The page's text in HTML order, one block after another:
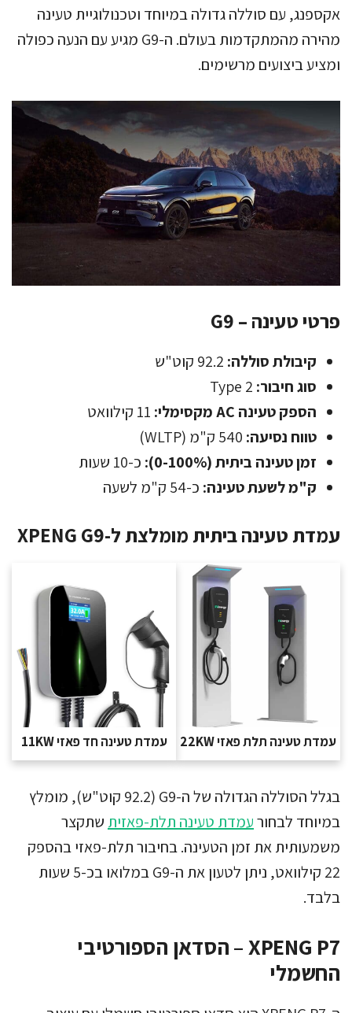
אקספנג, עם סוללה גדולה במיוחד וטכנולוגיית טעינה
מהירה מהמתקדמות בעולם. ה-G9 מגיע עם הנעה כפולה
ומציע ביצועים מרשימים.
פרטי טעינה – G9
קיבולת סוללה:
סוג חיבור:
הספק טעינה AC מקסימלי:
טווח נסיעה:
זמן טעינה ביתית (0-100%):
כ-10 שעות
ק"מ לשעת טעינה: כ-54 ק"מ לשעה
עמדת טעינה ביתית מומלצת ל-XPENG G9
עמדת טעינה תלת פאזי 22KW עמדת טעינה חד פאזי 11KW
בגלל הסוללה הגדולה של ה-G9 (92.2 קוט"ש), מומלץ
במיוחד לבחורעמדת טעינה תלת-פאזית שתקצר
משמעותית את זמן הטעינה. בחיבור תלת-פאזי בהספק
22 קילוואט, ניתן לטעון את ה-G9 במלואו בכ-5 שעות
בלבד.
XPENG P7 – הסדאן הספורטיבי
החשמלי